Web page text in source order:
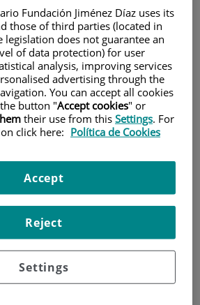
DOCENTES
2018-2019
DE PRIMERO DE GRADO
de
Grado
Docente Anatomía Humana 18-19
Docente Bioestadística y TIC´S
Docente Fisiología Humana
Fundación Jiménez Díaz uses its
those of third parties (located in
legislation does not guarantee an
of data protection) for user
analysis, improving services
advertising through the
You can accept all cookies
button "Accept cookies" or
their use from this Settings. For
click here: Política de Cookies
Settings
Reject
Accept